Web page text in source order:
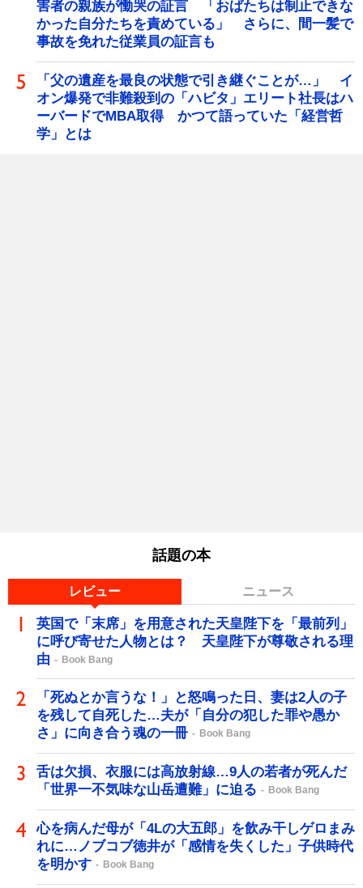
害者の親族が慟哭の証言 「おばたちは制止できな
かった自分たちを責めている」 さらに、間一髪で
事故を免れた従業員の証言も
「父の遺産を最良の状態で引き継ぐことが…」 イ
オン爆発で非難殺到の「ハビタ」エリート社長はハ
ーバードでMBA取得 かつて語っていた「経営哲
学」とは
話題の本
レビュー ニュース
英国で「末席」を用意された天皇陛下を「最前列」
に呼び寄せた人物とは？ 天皇陛下が尊敬される理
由
Book Bang
「死ぬとか言うな！」と怒鳴った日、妻は2人の子
を残して自死した…夫が「自分の犯した罪や愚か
さ」に向き合う魂の一冊
Book Bang
舌は欠損、衣服には高放射線…9人の若者が死んだ
「世界一不気味な山岳遭難」に迫る
Book Bang
心を病んだ母が「4Lの大五郎」を飲み干しゲロまみ
れに…ノブコブ徳井が「感情を失くした」子供時代
を明かす
Book Bang